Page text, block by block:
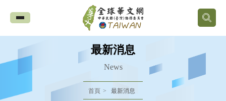
全
球
華
文
最新消息
News
首頁 最新消息